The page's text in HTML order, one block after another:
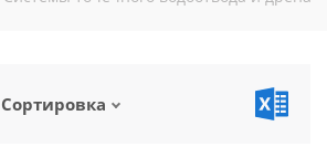
Сортировка